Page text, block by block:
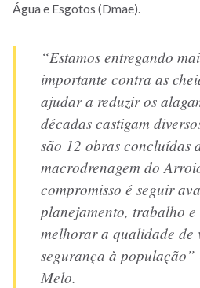
Água e Esgotos (Dmae).
“Estamos entregando
importante contra as
ajudar a reduzir os
décadas castigam
são 12 obras concluídas
macrodrenagem do
compromisso é seguir
planejamento, trabalho
melhorar a qualidade de
segurança à população”
Melo.